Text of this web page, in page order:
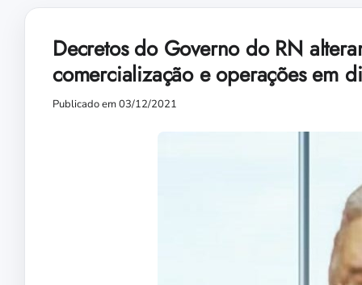
Decretos do Governo do RN
comercialização e operações em
Publicado em 03/12/2021